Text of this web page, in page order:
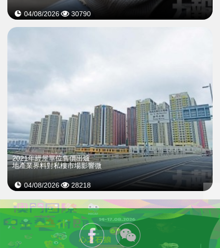
04/08/2026 30790
2021年經屋單位售價出爐
地產業界料對私樓市場影響微
04/08/2026 28218